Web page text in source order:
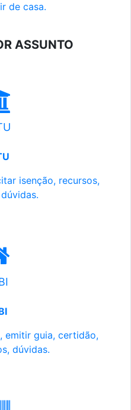
de casa.
ASSUNTO
isenção, recursos,
emitir guia, certidão,
dúvidas.